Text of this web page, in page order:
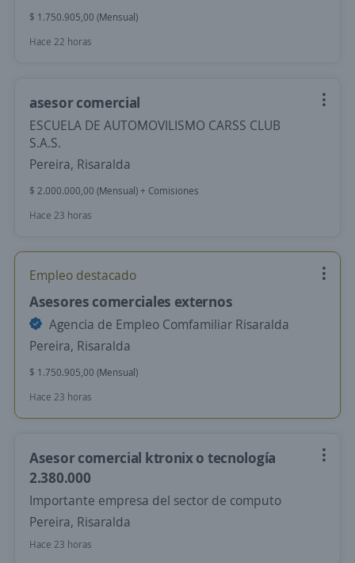
$ 1.750.905,00 (Mensual)
Hace 22 horas
asesor comercial
ESCUELA DE AUTOMOVILISMO CARSS CLUB
S.A.S.
Pereira, Risaralda
$ 2.000.000,00 (Mensual) + Comisiones
Hace 23 horas
Empleo destacado
Asesores comerciales externos
Agencia de Empleo Comfamiliar Risaralda
Pereira, Risaralda
$ 1.750.905,00 (Mensual)
Hace 23 horas
Asesor comercial ktronix o tecnología
2.380.000
Importante empresa del sector de computo
Pereira, Risaralda
Hace 23 horas